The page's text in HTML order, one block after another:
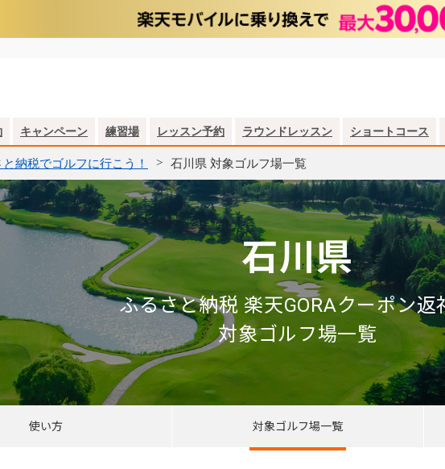
キャンペーン 練習場 レッスン予約 ラウンドレッスン ショートコース
納税でゴルフに行こう！ 石川県 対象ゴルフ場一覧
石川県
ふるさと納税 楽天GORAクーポン返
対象ゴルフ場一覧
使い方 対象ゴルフ場一覧